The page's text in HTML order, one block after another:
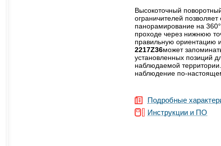
Высокоточный
ограничителей позволяет
панорамирование на
проходе через нижнюю
правильную ориентацию
2217Z36может
установленных позиций
наблюдаемой
наблюдение по-
Подробные
Инструкции и ПО